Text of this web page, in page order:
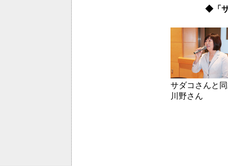
◆「
サダコさんと
川野さん